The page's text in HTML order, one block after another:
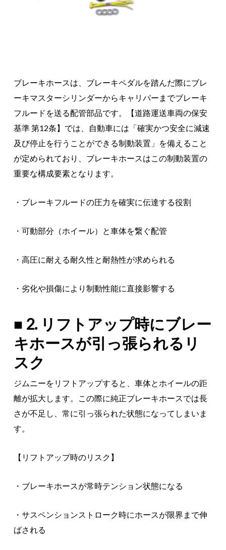
ブレーキホースは、ブレーキペダルを踏んだ際にブレ
ーキマスターシリンダーからキャリパーまでブレーキ
フルードを送る配管部品です。【道路運送車両の保安
基準 第12条】では、自動車には「確実かつ安全に減速
及び停止を行うことができる制動装置」を備えること
が定められており、ブレーキホースはこの制動装置の
重要な構成要素となります。
・ブレーキフルードの圧力を確実に伝達する役割
・可動部分（ホイール）と車体を繋ぐ配管
・高圧に耐える耐久性と耐熱性が求められる
・劣化や損傷により制動性能に直接影響する
■ 2. リフトアップ時にブレー
キホースが引っ張られるリ
スク
ジムニーをリフトアップすると、車体とホイールの距
離が拡大します。この際に純正ブレーキホースでは長
さが不足し、常に引っ張られた状態になってしまいま
す。
【リフトアップ時のリスク】
・ブレーキホースが常時テンション状態になる
・サスペンションストローク時にホースが限界まで伸
ばされる